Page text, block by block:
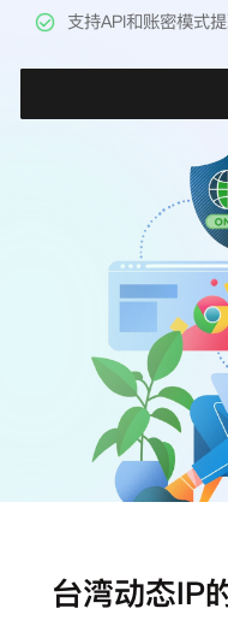
帮助中心支持API和账密模式
台湾动态IP